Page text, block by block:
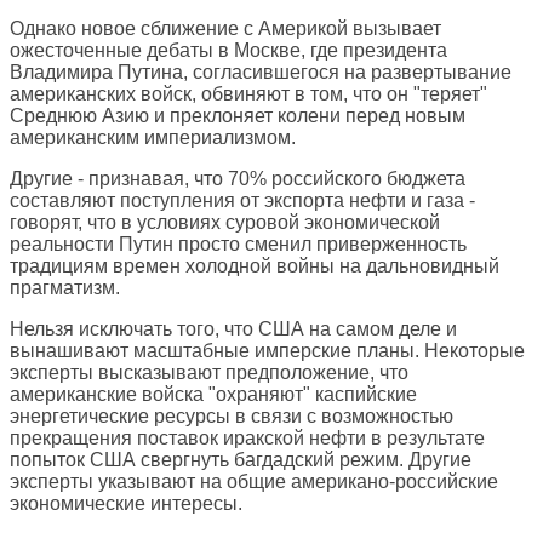
Однако новое сближение с Америкой вызывает
ожесточенные дебаты в Москве, где президента
Владимира Путина, согласившегося на развертывание
американских войск, обвиняют в том, что он "теряет"
Среднюю Азию и преклоняет колени перед новым
американским империализмом.
Другие - признавая, что 70% российского бюджета
составляют поступления от экспорта нефти и газа -
говорят, что в условиях суровой экономической
реальности Путин просто сменил приверженность
традициям времен холодной войны на дальновидный
прагматизм.
Нельзя исключать того, что США на самом деле и
вынашивают масштабные имперские планы. Некоторые
эксперты высказывают предположение, что
американские войска "охраняют" каспийские
энергетические ресурсы в связи с возможностью
прекращения поставок иракской нефти в результате
попыток США свергнуть багдадский режим. Другие
эксперты указывают на общие американо-российские
экономические интересы.